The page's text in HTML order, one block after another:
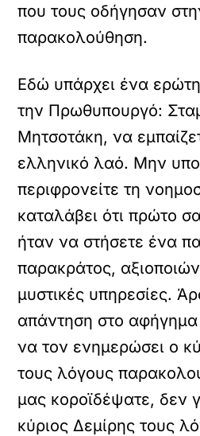
που τους οδήγησαν
παρακολούθηση.
Εδώ υπάρχει ένα
την Πρωθυπουργό:
Μητσοτάκη, να
ελληνικό λαό. Μην
περιφρονείτε τη
καταλάβει ότι πρώτο
ήταν να στήσετε ένα
παρακράτος,
μυστικές υπηρεσίες.
απάντηση στο αφήγημα
να τον ενημερώσει ο
τους λόγους
μας κοροϊδέψατε, δεν
κύριος Δεμίρης τους